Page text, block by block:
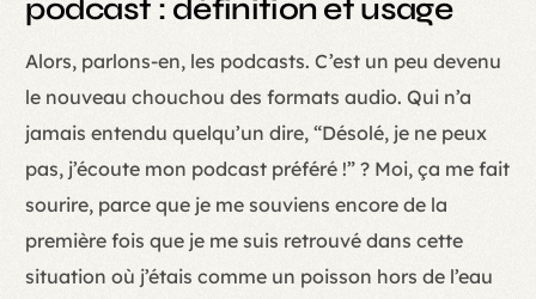
podcast : définition et usage
Alors, parlons-en, les podcasts. C’est un peu devenu
le nouveau chouchou des formats audio. Qui n’a
jamais entendu quelqu’un dire, “Désolé, je ne peux
pas, j’écoute mon podcast préféré !” ? Moi, ça me fait
sourire, parce que je me souviens encore de la
première fois que je me suis retrouvé dans cette
situation où j’étais comme un poisson hors de l’eau